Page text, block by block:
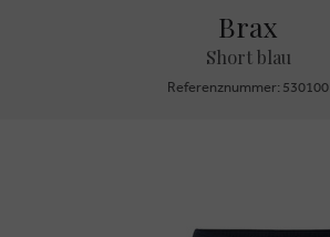
Brax
Short blau
Referenznummer: 530100